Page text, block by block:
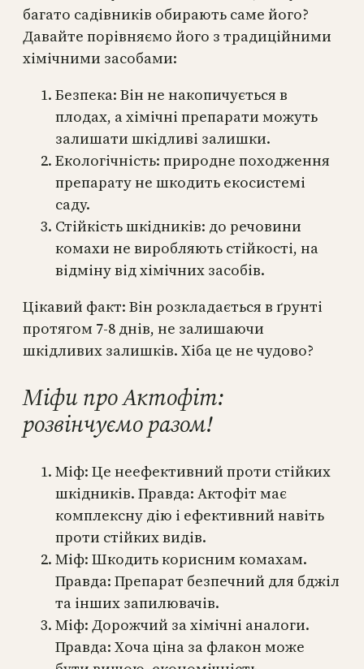
багато садівників обирають саме його?
Давайте порівняємо його з традиційними
хімічними засобами:
Безпека: Він не накопичується в
плодах, а хімічні препарати можуть
залишати шкідливі залишки.
Екологічність: природне походження
препарату не шкодить екосистемі
саду.
Стійкість шкідників: до речовини
комахи не виробляють стійкості, на
відміну від хімічних засобів.
Цікавий факт: Він розкладається в ґрунті
протягом 7-8 днів, не залишаючи
шкідливих залишків. Хіба це не чудово?
Міфи про Актофіт:
розвінчуємо разом!
Міф: Це неефективний проти стійких
шкідників. Правда: Актофіт має
комплексну дію і ефективний навіть
проти стійких видів.
Міф: Шкодить корисним комахам.
Правда: Препарат безпечний для бджіл
та інших запилювачів.
Міф: Дорожчий за хімічні аналоги.
Правда: Хоча ціна за флакон може